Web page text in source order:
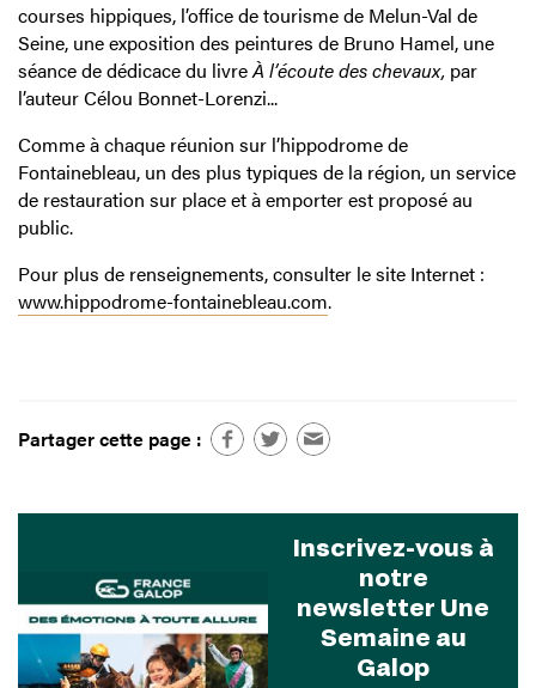
courses hippiques, l’office de tourisme de Melun-Val de
Seine, une exposition des peintures de Bruno Hamel, une
séance de dédicace du livreÀ l’écoute des chevaux, par
l’auteur Célou Bonnet-Lorenzi...
Comme à chaque réunion sur l’hippodrome de
Fontainebleau, un des plus typiques de la région, un service
de restauration sur place et à emporter est proposé au
public.
Pour plus de renseignements, consulter le site Internet :
www.hippodrome-fontainebleau.com.
Partager cette page :
Inscrivez-vous à
notre
newsletter Une
Semaine au
Galop